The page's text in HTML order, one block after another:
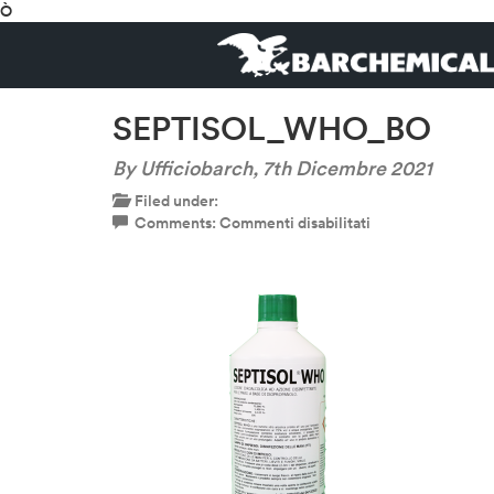
Ò
SEPTISOL_WHO_BO
By Ufficiobarch, 7th Dicembre 2021
Filed under:
Comments: Commenti disabilitati